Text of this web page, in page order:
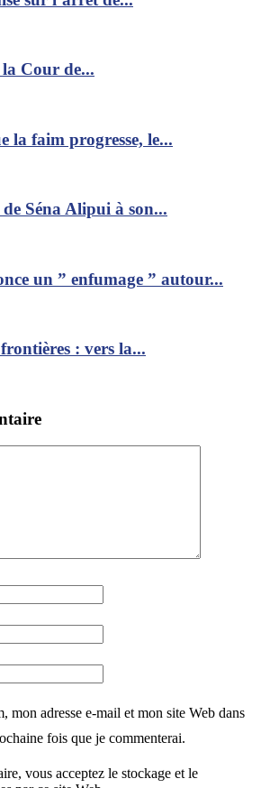
Cour de...
la faim progresse, le...
Séna Alipui à son...
un ” enfumage ” autour...
: vers la...
mon adresse e-mail et mon site Web dans
fois que je commenterai.
vous acceptez le stockage et le